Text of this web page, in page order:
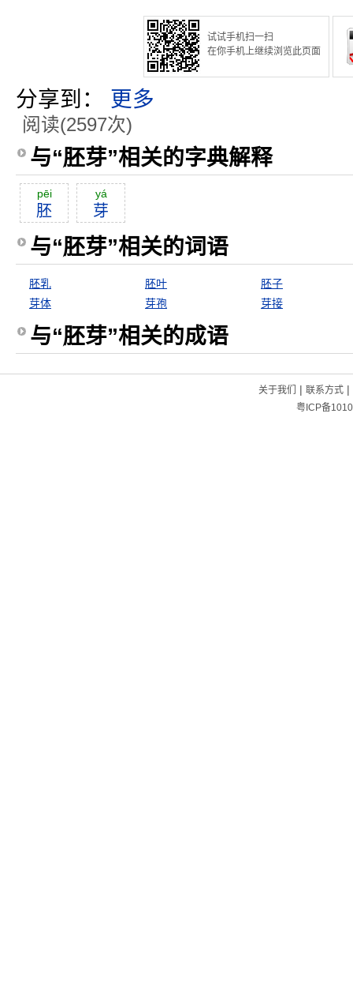
试试手机扫一扫
在你手机上继续浏览此页面
分享到： 更多
阅读(2597次)
与“胚芽”相关的字典解释
pēi
胚
yá
芽
与“胚芽”相关的词语
胚乳 胚叶
胚子
芽体
芽孢 芽接
与“胚芽”相关的成语
关于我们 | 联系方式|
粤ICP备